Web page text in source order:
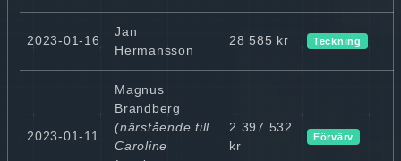
2023-01-16
Jan
Hermansson
28 585 kr Teckning
2023-01-11
Magnus
Brandberg
(närstående till
Caroline
2 397 532
kr
Förvärv